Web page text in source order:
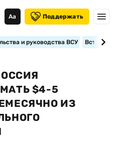
Аа Поддержать
и руководства ВСУ
$4-5
ИЗ